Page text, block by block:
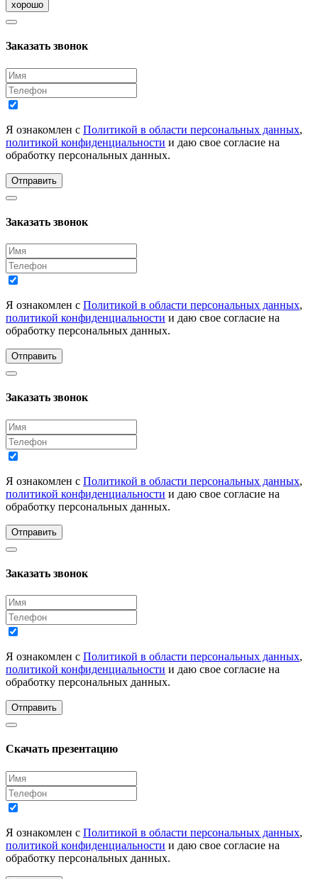
хорошо
Заказать звонок
Я ознакомлен с Политикой в области персональных данных,
политикой конфиденциальности и даю свое согласие на
обработку персональных данных.
Отправить
Заказать звонок
Я ознакомлен с Политикой в области персональных данных,
политикой конфиденциальности и даю свое согласие на
обработку персональных данных.
Отправить
Заказать звонок
Я ознакомлен с Политикой в области персональных данных,
политикой конфиденциальности и даю свое согласие на
обработку персональных данных.
Отправить
Заказать звонок
Я ознакомлен с Политикой в области персональных данных,
политикой конфиденциальности и даю свое согласие на
обработку персональных данных.
Отправить
Скачать презентацию
Я ознакомлен с Политикой в области персональных данных,
политикой конфиденциальности и даю свое согласие на
обработку персональных данных.